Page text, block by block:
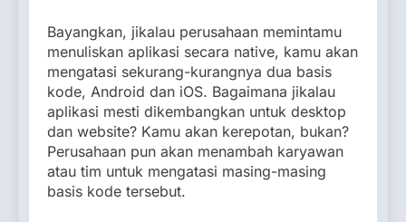
Bayangkan, jikalau perusahaan memintamu
menuliskan aplikasi secara native, kamu akan
mengatasi sekurang-kurangnya dua basis
kode, Android dan iOS. Bagaimana jikalau
aplikasi mesti dikembangkan untuk desktop
dan website? Kamu akan kerepotan, bukan?
Perusahaan pun akan menambah karyawan
atau tim untuk mengatasi masing-masing
basis kode tersebut.